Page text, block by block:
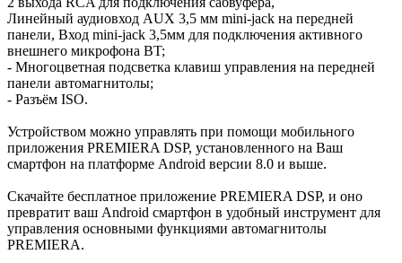
Линейный аудиовход AUX 3,5 мм mini-jack на передней
панели, Вход mini-jack 3,5мм для подключения активного
внешнего микрофона BT;
- Многоцветная подсветка клавиш управления на передней
панели автомагнитолы;
- Разъём ISO.
Устройством можно управлять при помощи мобильного
приложения PREMIERA DSP, установленного на Ваш
смартфон на платформе Android версии 8.0 и выше.
Скачайте бесплатное приложение PREMIERA DSP, и оно
превратит ваш Android смартфон в удобный инструмент для
управления основными функциями автомагнитолы
PREMIERA.